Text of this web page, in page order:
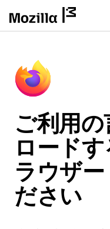
ご利用
ロード
ラウザー
ださい